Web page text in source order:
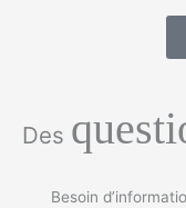
Des
Besoin